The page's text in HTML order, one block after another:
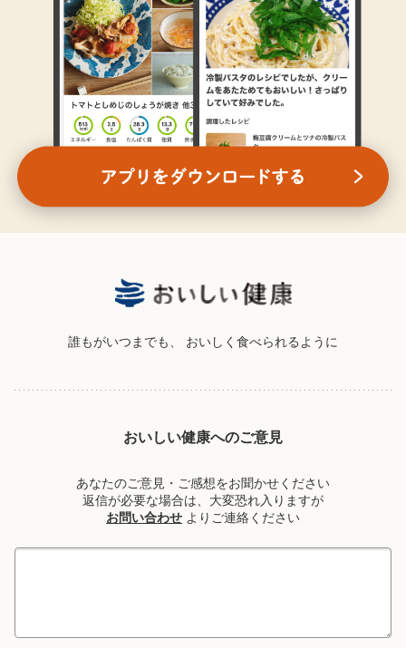
誰もがいつまでも、 おいしく食べられるように
おいしい健康へのご意見
あなたのご意見・ご感想をお聞かせください
返信が必要な場合は、大変恐れ入りますが
お問い合わせ よりご連絡ください